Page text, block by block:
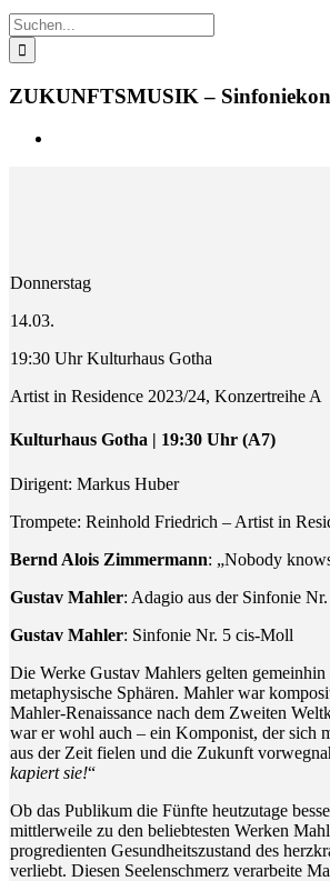
Suche
nach:
ZUKUNFTSMUSIK –
Donnerstag
14.03.
19:30 Uhr Kulturhaus Gotha
Artist in Residence 2023/24, Konzertreihe A
Kulturhaus Gotha | 19:30 Uhr (A7)
Dirigent: Markus Huber
Trompete: Reinhold Friedrich – Artist in
Bernd Alois Zimmermann: „Nobody
Gustav Mahler: Adagio aus der Sinfonie
Gustav Mahler: Sinfonie Nr. 5 cis-Moll
Die Werke Gustav Mahlers gelten
metaphysische Sphären. Mahler war
Mahler-Renaissance nach dem Zweiten
war er wohl auch – ein Komponist, der sich
aus der Zeit fielen und die Zukunft
kapiert sie!“
Ob das Publikum die Fünfte heutzutage
mittlerweile zu den beliebtesten Werken
progredienten Gesundheitszustand des
verliebt. Diesen Seelenschmerz verarbeite